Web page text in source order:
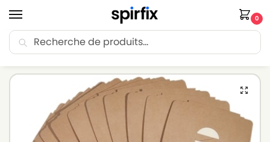
0
🚚 Livraison Point Relais offerte dès 30€ d’achat.